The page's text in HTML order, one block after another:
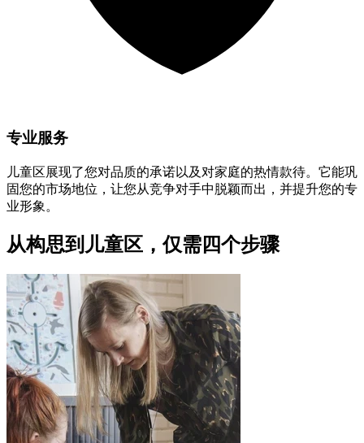
专业服务
儿童区展现了您对品质的承诺以及对家庭的热情款待。它能巩
固您的市场地位，让您从竞争对手中脱颖而出，并提升您的专
业形象。
从构思到儿童区，仅需四个步骤